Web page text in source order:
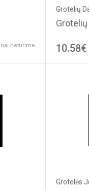
neturime
Grotelių
10.58€
Grotelės